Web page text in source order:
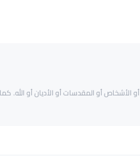
الأشخاص أو المقدسات أو الأديان أو الله.